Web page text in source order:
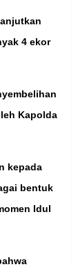
4 ekor
Kapolda
kepada
bentuk
Idul